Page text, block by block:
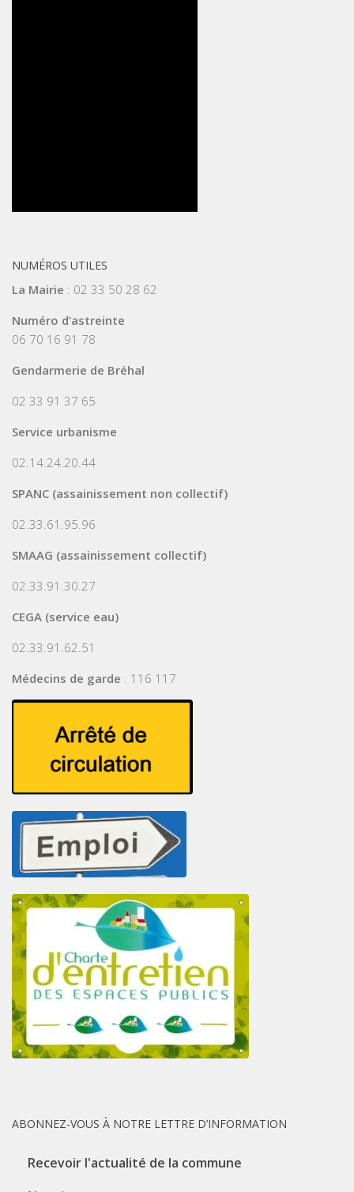
NUMÉROS UTILES
La Mairie : 02 33 50 28 62
Numéro d’astreinte
06 70 16 91 78
Gendarmerie de Bréhal
02 33 91 37 65
Service urbanisme
02.14.24.20.44
SPANC (assainissement non collectif)
02.33.61.95.96
SMAAG (assainissement collectif)
02.33.91.30.27
CEGA (service eau)
02.33.91.62.51
Médecins de garde : 116 117
ABONNEZ-VOUS À NOTRE LETTRE D’INFORMATION
Recevoir l'actualité de la commune